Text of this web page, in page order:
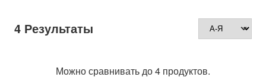
4 Результаты
Можно сравнивать до 4 продуктов.